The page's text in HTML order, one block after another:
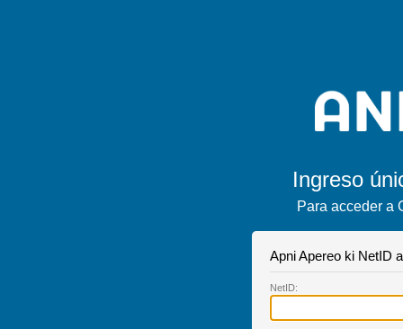
Ingreso
Para acceder a
Apni Apereo ki NetID
NetID: